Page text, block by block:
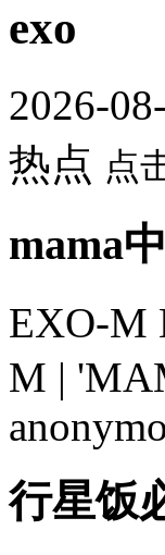
exo
2026-
热点 点
mama
EXO-M
M |
行星饭